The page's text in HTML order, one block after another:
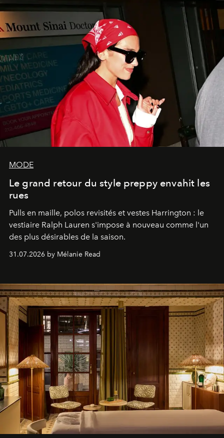
MODE
Le grand retour du style preppy envahit les
rues
Pulls en maille, polos revisités et vestes Harrington : le
vestiaire Ralph Lauren s'impose à nouveau comme l'un
des plus désirables de la saison.
31.07.2026 by Mélanie Read